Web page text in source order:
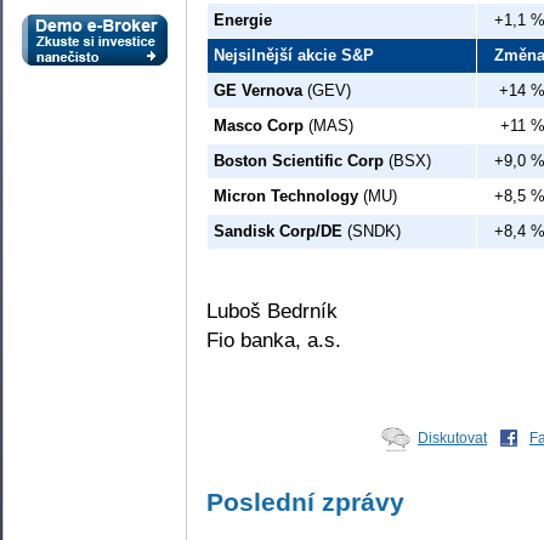
Energie
+1,1 %
Nejsilnější akcie S&P
Změna
GE Vernova (GEV)
+14 %
Masco Corp (MAS)
+11 %
Boston Scientific Corp (BSX)
+9,0 %
Micron Technology (MU)
+8,5 %
Sandisk Corp/DE (SNDK) +8,4 %
Luboš Bedrník
Fio banka, a.s.
Diskutovat
Poslední zprávy